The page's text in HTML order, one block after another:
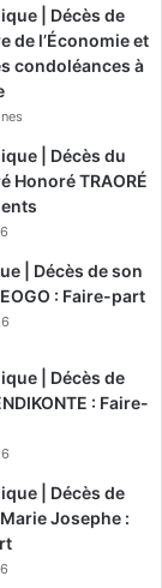
| Décès de
de l’Économie et
condoléances à
| Décès du
Honoré TRAORÉ
| Décès de son
: Faire-part
| Décès de
: Faire-
| Décès de
Marie Josephe :